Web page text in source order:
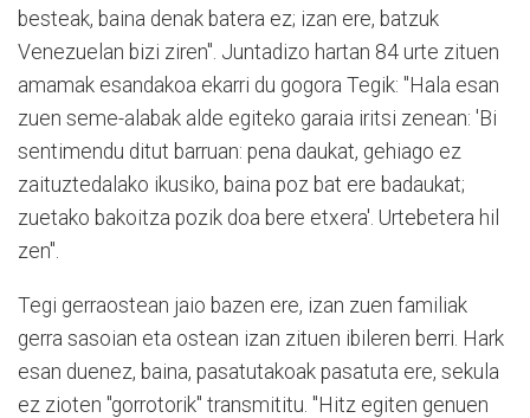
besteak, baina denak batera ez; izan ere, batzuk
Venezuelan bizi ziren". Juntadizo hartan 84 urte zituen
amamak esandakoa ekarri du gogora Tegik: "Hala esan
zuen seme-alabak alde egiteko garaia iritsi zenean: 'Bi
sentimendu ditut barruan: pena daukat, gehiago ez
zaituztedalako ikusiko, baina poz bat ere badaukat;
zuetako bakoitza pozik doa bere etxera'. Urtebetera hil
zen".
Tegi gerraostean jaio bazen ere, izan zuen familiak
gerra sasoian eta ostean izan zituen ibileren berri. Hark
esan duenez, baina, pasatutakoak pasatuta ere, sekula
ez zioten "gorrotorik" transmititu. "Hitz egiten genuen